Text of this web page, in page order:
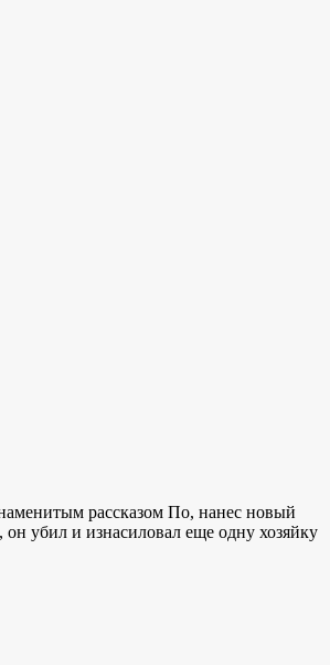
рассказом По, нанес новый
убил и изнасиловал еще одну хозяйку